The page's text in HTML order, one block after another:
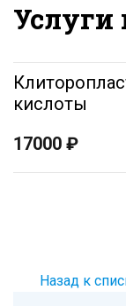
кислоты
17000 ₽
Назад к